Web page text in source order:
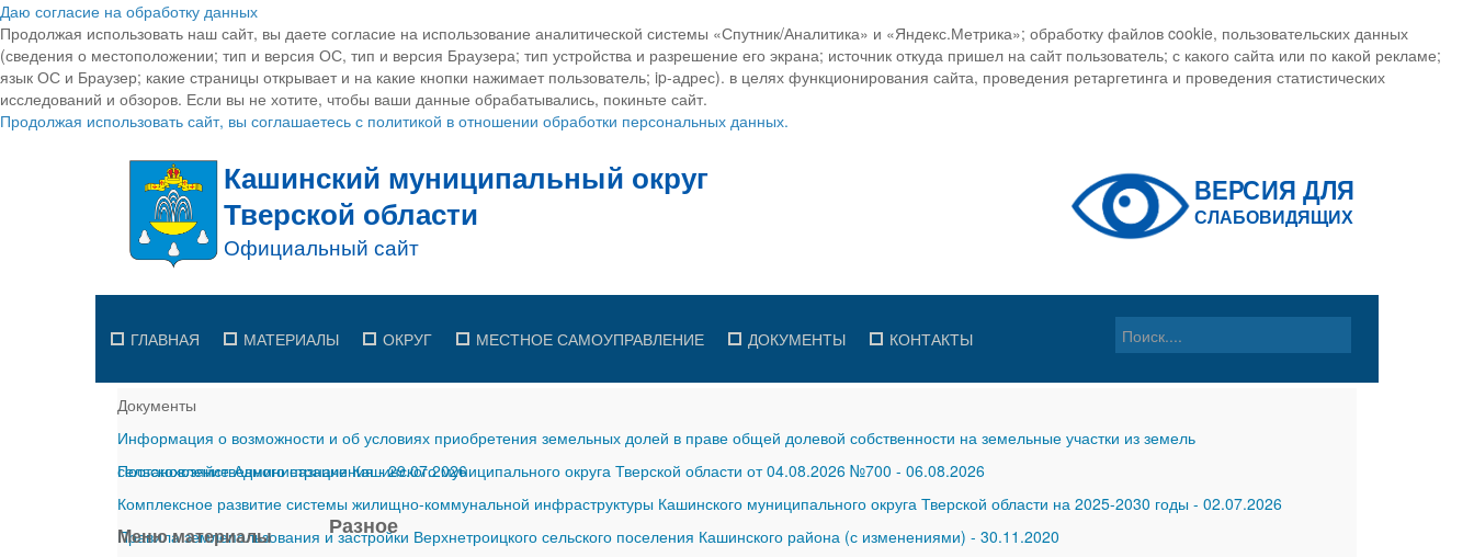
Даю согласие на обработку данных
Продолжая использовать наш сайт, вы даете согласие на использование аналитической системы «Спутник/Аналитика» и «Яндекс.Метрика»; обработку файлов cookie, пользовательских данных
(сведения о местоположении; тип и версия ОС, тип и версия Браузера; тип устройства и разрешение его экрана; источник откуда пришел на сайт пользователь; с какого сайта или по какой рекламе;
язык ОС и Браузер; какие страницы открывает и на какие кнопки нажимает пользователь; ip-адрес). в целях функционирования сайта, проведения ретаргетинга и проведения статистических
исследований и обзоров. Если вы не хотите, чтобы ваши данные обрабатывались, покиньте сайт.
Продолжая использовать сайт, вы соглашаетесь с политикой в отношении обработки персональных данных.
ГЛАВНАЯ МАТЕРИАЛЫ ОКРУГ МЕСТНОЕ САМОУПРАВЛЕНИЕ ДОКУМЕНТЫ КОНТАКТЫ
Документы
Информация о возможности и об условиях приобретения земельных долей в праве общей долевой собственности на земельные участки из земель
сельскохозяйственного назначения-29.07.2026
Постановление Администрации Кашинского муниципального округа Тверской области от 04.08.2026 №700 - 06.08.2026
Комплексное развитие системы жилищно-коммунальной инфраструктуры Кашинского муниципального округа Тверской области на 2025-2030 годы - 02.07.2026
Правила землепользования и застройки Верхнетроицкого сельского поселения Кашинского района (с изменениями) - 30.11.2020
Меню материалы Разное